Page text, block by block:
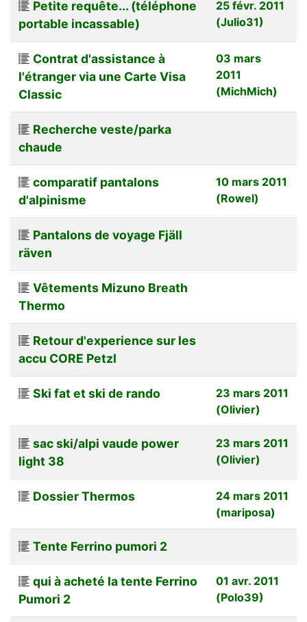
Petite requête... (téléphone
portable incassable)
25 févr. 2011
(Julio31)
Contrat d'assistance à
l'étranger via une Carte Visa
Classic
03 mars
2011
(MichMich)
Recherche veste/parka
chaude
comparatif pantalons
d'alpinisme
10 mars 2011
(Rowel)
Pantalons de voyage Fjäll
räven
Vêtements Mizuno Breath
Thermo
Retour d'experience sur les
accu CORE Petzl
Ski fat et ski de rando
23 mars 2011
(Olivier)
sac ski/alpi vaude power
light 38
23 mars 2011
(Olivier)
Dossier Thermos
24 mars 2011
(mariposa)
Tente Ferrino pumori 2
qui à acheté la tente Ferrino
Pumori 2
01 avr. 2011
(Polo39)